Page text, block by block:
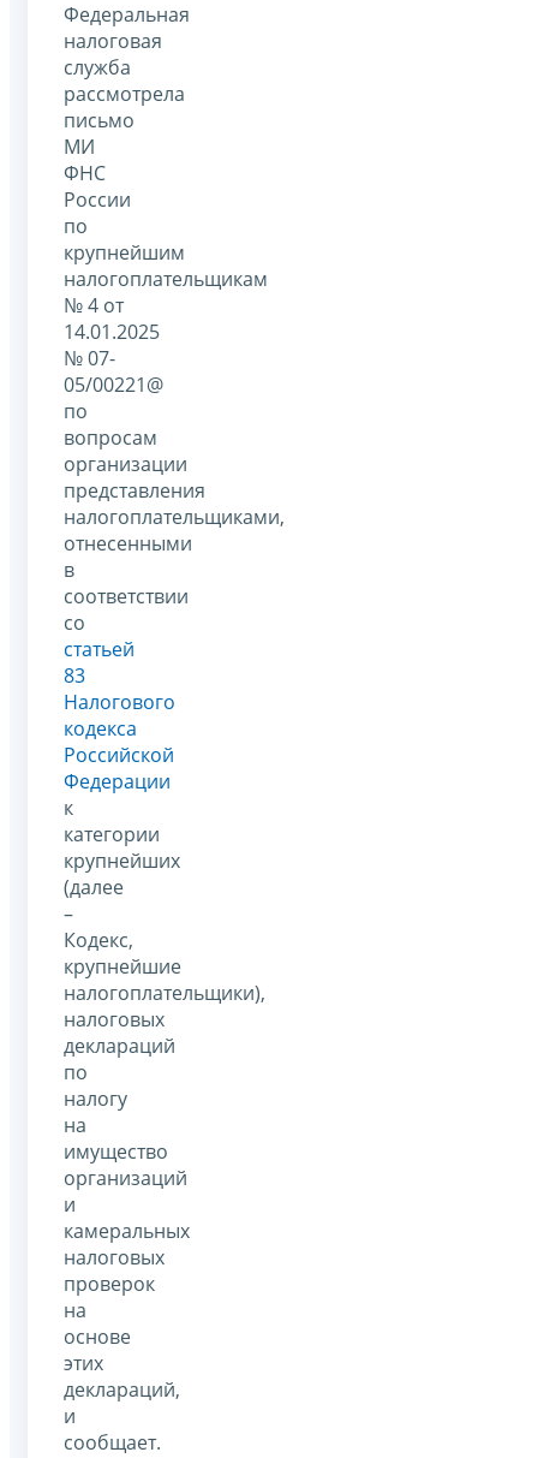
Федеральная
налоговая
служба
рассмотрела
письмо
МИ
ФНС
России
по
крупнейшим
налогоплательщикам
№ 4 от
14.01.2025
№ 07-
05/00221@
по
вопросам
организации
представления
налогоплательщиками,
отнесенными
в
соответствии
со
статьей
83
Налогового
кодекса
Российской
Федерации
к
категории
крупнейших
(далее
–
Кодекс,
крупнейшие
налогоплательщики),
налоговых
деклараций
по
налогу
на
имущество
организаций
и
камеральных
налоговых
проверок
на
основе
этих
деклараций,
и
сообщает.